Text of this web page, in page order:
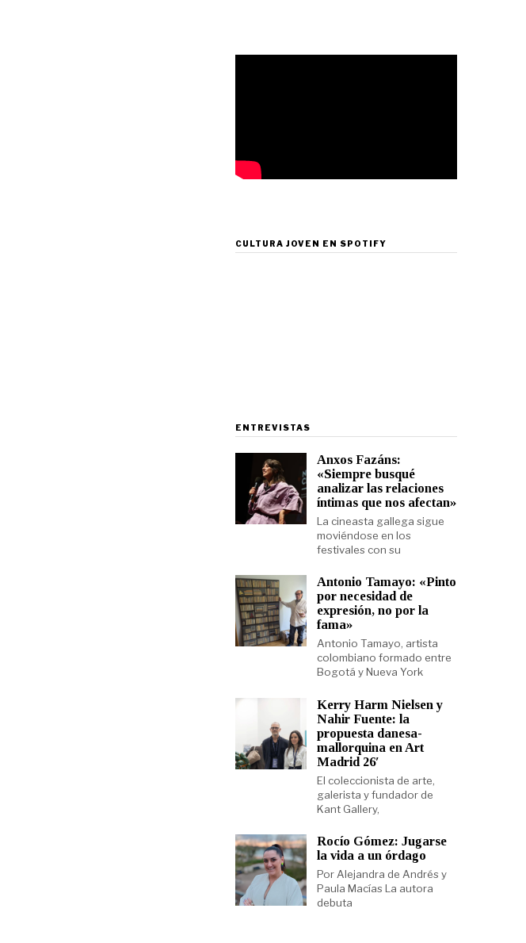
CULTURA JOVEN EN SPOTIFY
ENTREVISTAS
Anxos Fazáns:
«Siempre busqué
analizar las relaciones
íntimas que nos afectan»
La cineasta gallega sigue
moviéndose en los
festivales con su
Antonio Tamayo: «Pinto
por necesidad de
expresión, no por la
fama»
Antonio Tamayo, artista
colombiano formado entre
Bogotá y Nueva York
Kerry Harm Nielsen y
Nahir Fuente: la
propuesta danesa-
mallorquina en Art
Madrid 26′
El coleccionista de arte,
galerista y fundador de
Kant Gallery,
Rocío Gómez: Jugarse
la vida a un órdago
Por Alejandra de Andrés y
Paula Macías La autora
debuta